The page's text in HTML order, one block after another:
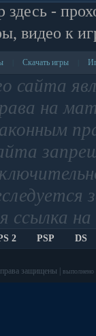
здесь -
видео к
Скачать игры
сайта
на
ссылка
2 PSP DS
защищены | выполнено